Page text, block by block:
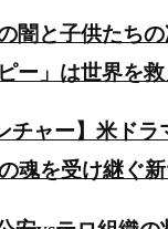
闇と子供たち
ー」は世界を
チャー】米ド
魂を受け継ぐ